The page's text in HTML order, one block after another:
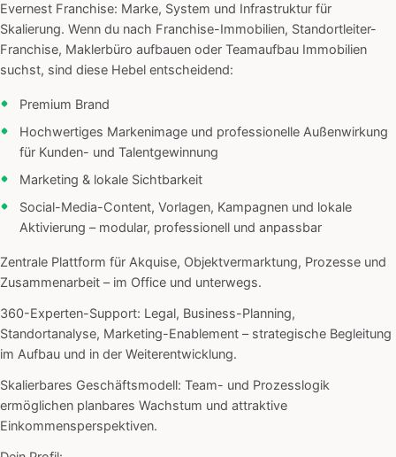
Evernest Franchise: Marke, System und Infrastruktur für
Skalierung. Wenn du nach Franchise-Immobilien, Standortleiter-
Franchise, Maklerbüro aufbauen oder Teamaufbau Immobilien
suchst, sind diese Hebel entscheidend:
Premium Brand
Hochwertiges Markenimage und professionelle Außenwirkung
für Kunden- und Talentgewinnung
Marketing & lokale Sichtbarkeit
Social-Media-Content, Vorlagen, Kampagnen und lokale
Aktivierung – modular, professionell und anpassbar
Zentrale Plattform für Akquise, Objektvermarktung, Prozesse und
Zusammenarbeit – im Office und unterwegs.
360-Experten-Support: Legal, Business-Planning,
Standortanalyse, Marketing-Enablement – strategische Begleitung
im Aufbau und in der Weiterentwicklung.
Skalierbares Geschäftsmodell: Team- und Prozesslogik
ermöglichen planbares Wachstum und attraktive
Einkommensperspektiven.